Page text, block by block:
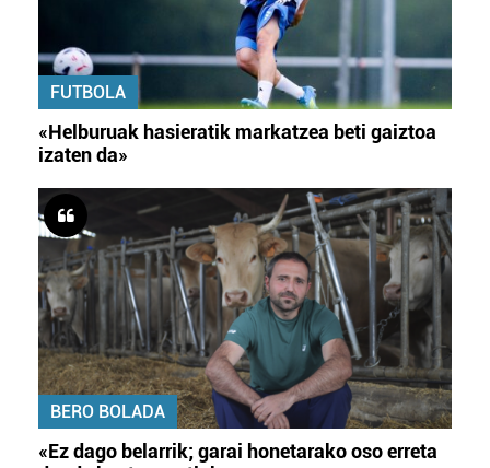
FUTBOLA
«Helburuak hasieratik markatzea beti gaiztoa
izaten da»
BERO BOLADA
«Ez dago belarrik; garai honetarako oso erreta